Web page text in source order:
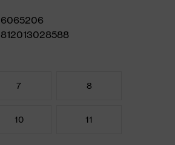
6065206
812013028588
7 8
10 11